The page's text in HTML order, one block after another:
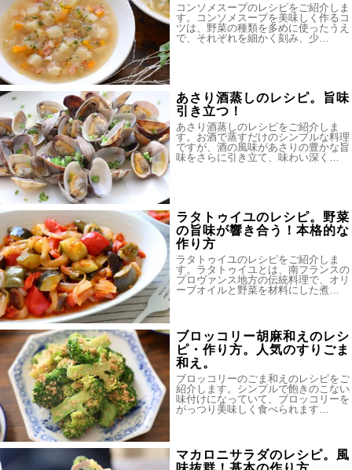
コンソメスープのレシピをご紹介しま
す。コンソメスープを美味しく作るコ
ツは、野菜の種類を多めに使ったうえ
で、それぞれを細かく刻み、少…
あさり酒蒸しのレシピ。旨味
引き立つ！
あさり酒蒸しのレシピをご紹介しま
す。お酒で蒸すだけのシンプルな料理
ですが、酒の風味があさりの豊かな旨
味をさらに引き立て、味わい深く…
ラタトゥイユのレシピ。野菜
の旨味が響き合う！本格的な
作り方
ラタトゥイユのレシピをご紹介しま
す。ラタトゥイユとは、南フランスの
プロヴァンス地方の伝統料理で、オリ
ーブオイルと野菜を材料にした煮…
ブロッコリー胡麻和えのレシ
ピ・作り方。人気のすりごま
和え。
ブロッコリーのごま和えのレシピをご
紹介します。シンプルで飽きのこない
味付けになっていて、ブロッコリーを
がっつり美味しく食べられます…
マカロニサラダのレシピ。風